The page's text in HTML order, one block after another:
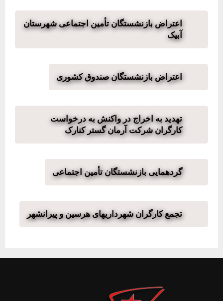
اعتراض بازنشستگان تأمین اجتماعی شهرستان
آبیک
اعتراض بازنشستگان صندوق کشوری
تهدید به اخراج در واکنش به درخواست
کارگران شرکت آرمان گستر کنارک
گردهمایی بازنشستگان تأمین اجتماعی
تجمع کارگران شهرداریهای هرسین و پیرانشهر